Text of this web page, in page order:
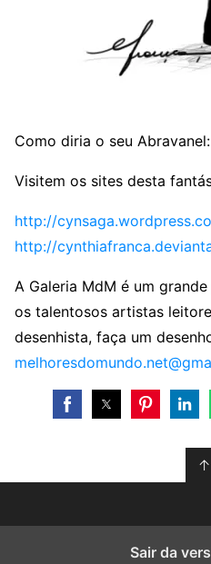
Como diria o seu
Visitem os sites desta
http://
http://
A Galeria MdM é um
os talentosos artistas
desenhista, faça um
↑
Sair da